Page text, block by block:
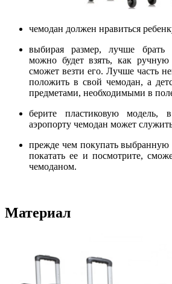
чемодан должен нравиться
выбирая размер, лучше брать
можно будет взять, как
сможет везти его. Лучше часть
положить в свой чемодан, а
предметами, необходимыми в
берите пластиковую модель,
аэропорту чемодан может
прежде чем покупать выбранную
покатать ее и посмотрите,
чемоданом.
Материал